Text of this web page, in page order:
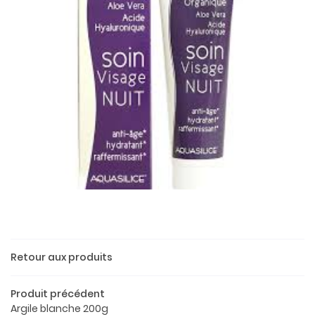
Accueil
Retour aux produits
Produit précédent
Argile blanche 200g